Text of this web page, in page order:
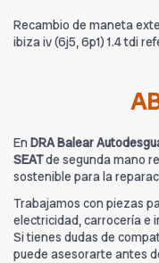
Recambio de maneta
ibiza iv (6j5, 6p1) 1.4 tdi
En DRA Balear
SEATde segunda mano
sostenible para la
Trabajamos con piezas
electricidad, carrocería e
Si tienes dudas de
puede asesorarte antes